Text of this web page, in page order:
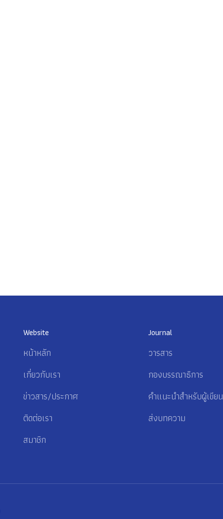
Website
หน้าหลัก
เกี่ยวกับเรา
ข่าวสาร/ประกาศ
ติดต่อเรา
สมาชิก
Journal
วารสาร
กองบรรณาธิการ
คำแนะนำสำหรับผู้เขียน
ส่งบทความ